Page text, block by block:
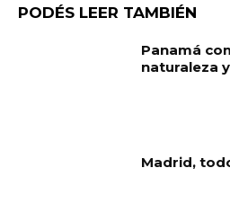
PODÉS LEER TAMBIÉN
Panamá
naturaleza
Madrid,